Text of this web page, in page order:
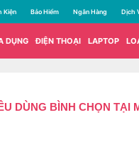
Kiện Bảo Hiểm Ngân Hàng Dịch
DỤNG ĐIỆN THOẠI LAPTOP
DÙNG BÌNH CHỌN TẠI